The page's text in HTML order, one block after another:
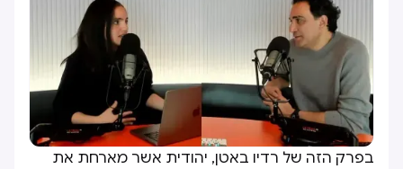
בפרק הזה של רדיו באטן, יהודית אשר מארחת את